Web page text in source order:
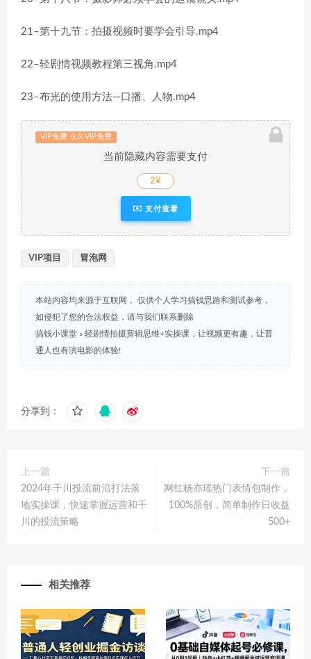
21–第十九节：拍摄视频时要学会引导.mp4
22–轻剧情视频教程第三视角.mp4
23–布光的使用方法—口播、人物.mp4
VIP免费 永久VIP免费
当前隐藏内容需要支付
2¥
支付查看
VIP项目 冒泡网
本站内容均来源于互联网， 仅供个人学习搞钱思路和测试参考，
如侵犯了您的合法权益，请与我们联系删除
搞钱小课堂 » 轻剧情拍摄剪辑思维+实操课，让视频更有趣，让普
通人也有演电影的体验!
分享到：
上一篇
2024年千川投流前沿打法落
地实操课，快速掌握运营和千
川的投流策略
下一篇
网红杨亦瑶热门表情包制作，
100%原创，简单制作日收益
500+
相关推荐